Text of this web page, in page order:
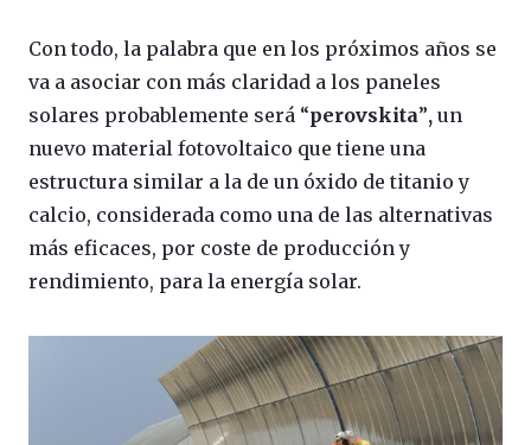
Con todo, la palabra que en los próximos años se
va a asociar con más claridad a los paneles
solares probablemente será “perovskita”, un
nuevo material fotovoltaico que tiene una
estructura similar a la de un óxido de titanio y
calcio, considerada como una de las alternativas
más eficaces, por coste de producción y
rendimiento, para la energía solar.